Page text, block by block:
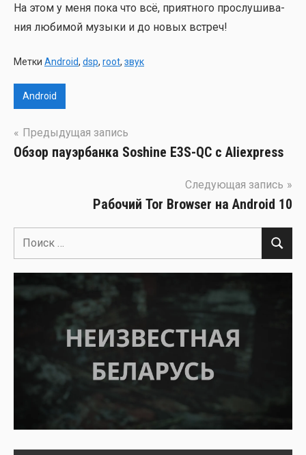
На этом у меня пока что всё, при­ят­но­го про­слу­ши­ва­
ния люби­мой музы­ки и до новых встреч!
Метки Android, dsp, root, звук
Android
Навигация
по
Предыдущая запись
Обзор пауэрбанка Soshine E3S-QC c Aliexpress
Следующая запись
Рабочий Tor Browser на Android 10
Поиск
Поиск